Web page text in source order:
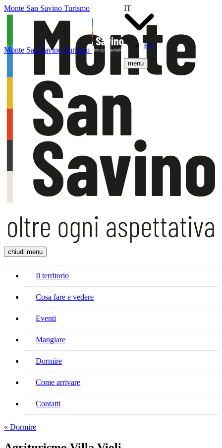
Monte San Savino Turismo
IT
EN
menu
Monte San Savino Turismo
chiudi menu
Il territorio
Cosa fare e vedere
Eventi
Mangiare
Dormire
Come arrivare
Contatti
« Dormire